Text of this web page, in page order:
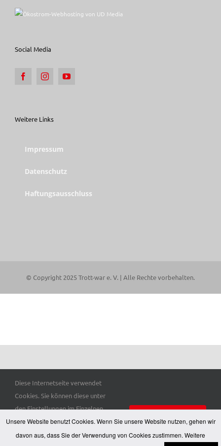
Social Media
Weitere Links
Impressum
Datenschutz
Haftungsausschluss
© Copyright 2025 Trott-war e. V. | Alle Rechte vorbehalten.
Diese Internetseite verwendet
Cookies. Sie können diese unter
den Einstellungen im Einzelnen
auswählen. Hier finden Sie unsere
Datenschutzerklärung.
Unsere Website benutzt Cookies. Wenn Sie unsere Website nutzen, gehen wir
davon aus, dass Sie der Verwendung von Cookies zustimmen. Weitere